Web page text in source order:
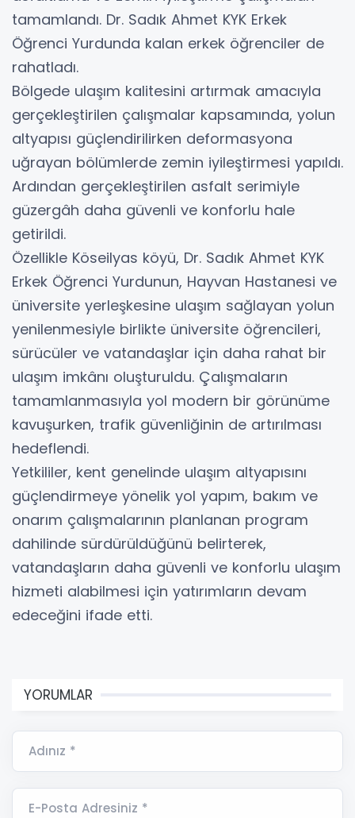
tamamlandı. Dr. Sadık Ahmet KYK Erkek
Öğrenci Yurdunda kalan erkek öğrenciler de
rahatladı.
Bölgede ulaşım kalitesini artırmak amacıyla
gerçekleştirilen çalışmalar kapsamında, yolun
altyapısı güçlendirilirken deformasyona
uğrayan bölümlerde zemin iyileştirmesi yapıldı.
Ardından gerçekleştirilen asfalt serimiyle
güzergâh daha güvenli ve konforlu hale
getirildi.
Özellikle Köseilyas köyü, Dr. Sadık Ahmet KYK
Erkek Öğrenci Yurdunun, Hayvan Hastanesi ve
üniversite yerleşkesine ulaşım sağlayan yolun
yenilenmesiyle birlikte üniversite öğrencileri,
sürücüler ve vatandaşlar için daha rahat bir
ulaşım imkânı oluşturuldu. Çalışmaların
tamamlanmasıyla yol modern bir görünüme
kavuşurken, trafik güvenliğinin de artırılması
hedeflendi.
Yetkililer, kent genelinde ulaşım altyapısını
güçlendirmeye yönelik yol yapım, bakım ve
onarım çalışmalarının planlanan program
dahilinde sürdürüldüğünü belirterek,
vatandaşların daha güvenli ve konforlu ulaşım
hizmeti alabilmesi için yatırımların devam
edeceğini ifade etti.
YORUMLAR
Adınız *
E-Posta Adresiniz *